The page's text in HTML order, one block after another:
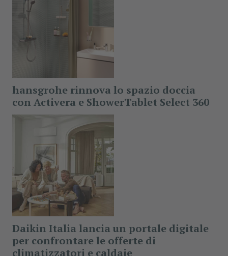
hansgrohe rinnova lo spazio doccia
con Activera e ShowerTablet Select 360
Daikin Italia lancia un portale digitale
per confrontare le offerte di
climatizzatori e caldaie